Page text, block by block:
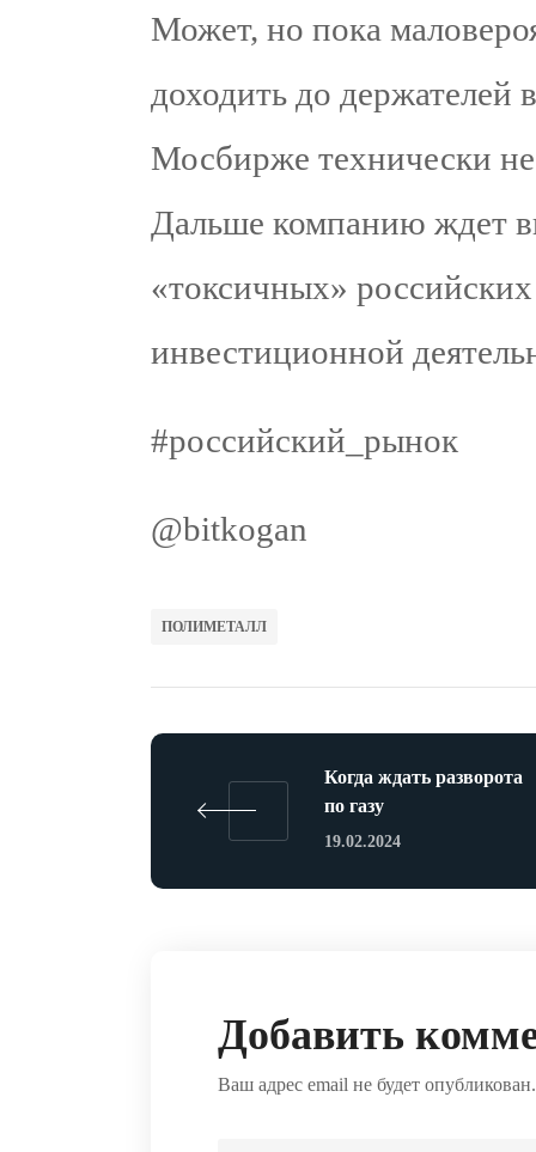
Может, но пока
доходить до держателей
Мосбирже технически
Дальше компанию ждет
«токсичных»
инвестиционной
#российский_рынок
@bitkogan
ПОЛИМЕТАЛЛ
Когда ждать разворота
по газу
19.02.2024
Добавить
Ваш адрес email не будет опубликован.